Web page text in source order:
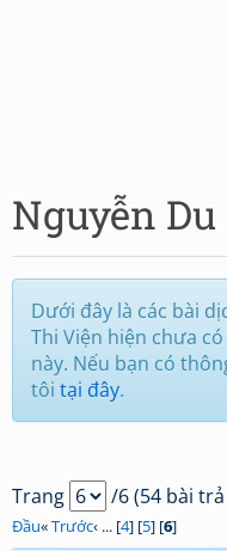
Nguyễn Du
Dưới đây là các bài
Thi Viện hiện chưa
này. Nếu bạn có
tôi tại đây.
Trang /6 (54 bài
Đầu«Trước‹ ... [4] [5] [6]